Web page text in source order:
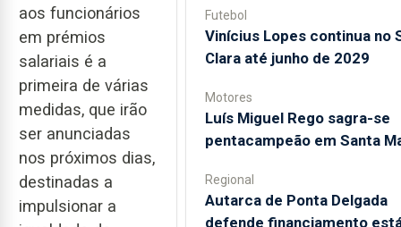
aos funcionários
em prémios
salariais é a
primeira de várias
medidas, que irão
ser anunciadas
nos próximos dias,
destinadas a
impulsionar a
Futebol
Vinícius Lopes continua no
Clara até junho de 2029
Motores
Luís Miguel Rego sagra-se
pentacampeão em Santa
Regional
Autarca de Ponta Delgada
defende financiamento